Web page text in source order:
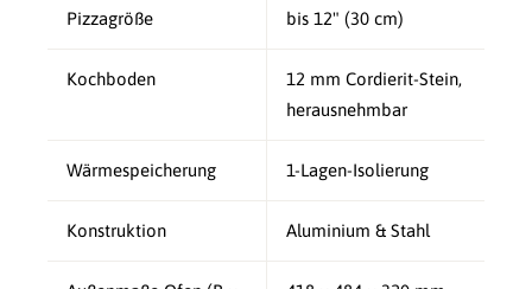
Pizzagröße bis 12" (30 cm)
Kochboden
12 mm Cordierit-Stein,
herausnehmbar
Wärmespeicherung 1-Lagen-Isolierung
Konstruktion Aluminium & Stahl